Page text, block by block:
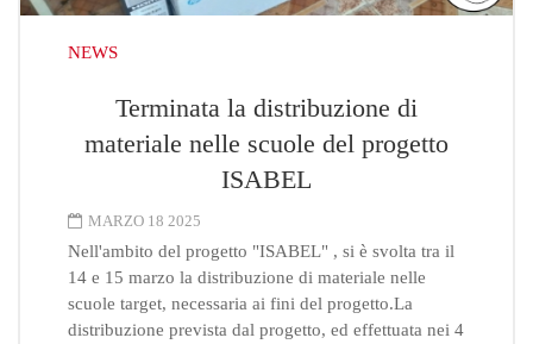
NEWS
Terminata la distribuzione di
materiale nelle scuole del progetto
ISABEL
MARZO 18 2025
Nell'ambito del progetto "ISABEL" , si è svolta tra il
14 e 15 marzo la distribuzione di materiale nelle
scuole target, necessaria ai fini del progetto.La
distribuzione prevista dal progetto, ed effettuata nei 4